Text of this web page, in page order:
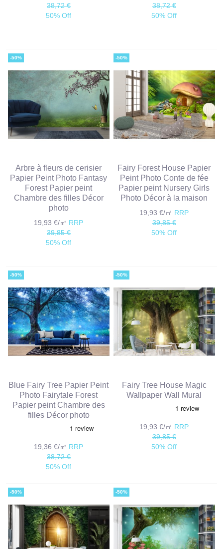
38,72 €
50% Off
38,72 €
50% Off
-50%
Arbre à fleurs de cerisier
Papier Peint Photo Fantasy
Forest Papier peint
Chambre des filles Décor
photo
19,93 €/㎡ RRP
39,85 €
50% Off
-50%
Fairy Forest House Papier
Peint Photo Conte de fée
Papier peint Nursery Girls
Photo Décor à la maison
19,93 €/㎡ RRP
39,85 €
50% Off
-50%
Blue Fairy Tree Papier Peint
Photo Fairytale Forest
Papier peint Chambre des
filles Décor photo
19,36 €/㎡ RRP
38,72 €
50% Off
-50%
Fairy Tree House Magic
Wallpaper Wall Mural
19,93 €/㎡ RRP
39,85 €
50% Off
-50% -50%